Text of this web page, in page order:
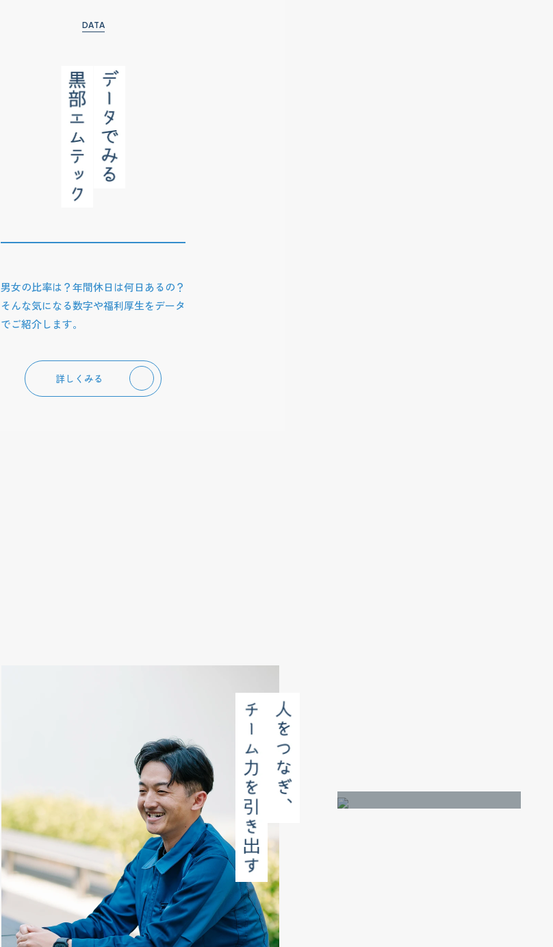
DATA
男女の比率は？年間休日は何日あるの？
そんな気になる数字や福利厚生をデータ
でご紹介します。
詳しくみる